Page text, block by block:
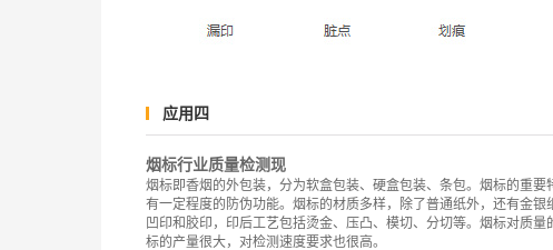
应用四
烟标行业质量检测现
烟标即香烟的外包装，分为软盒包装、硬盒包装、条包。烟标的重
有一定程度的防伪功能。烟标的材质多样，除了普通纸外，还有金
凹印和胶印，印后工艺包括烫金、压凸、模切、分切等。烟标对质
标的产量很大，对检测速度要求也很高。